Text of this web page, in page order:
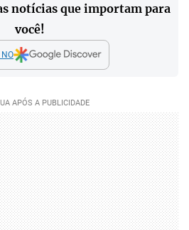
notícias que importam para
você!
NO